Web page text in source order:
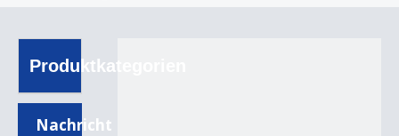
Produktkategorien
Nachricht